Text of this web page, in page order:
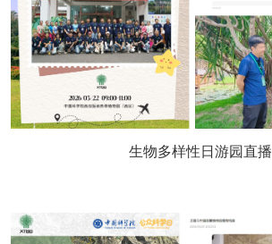
生物多样性日游园直播